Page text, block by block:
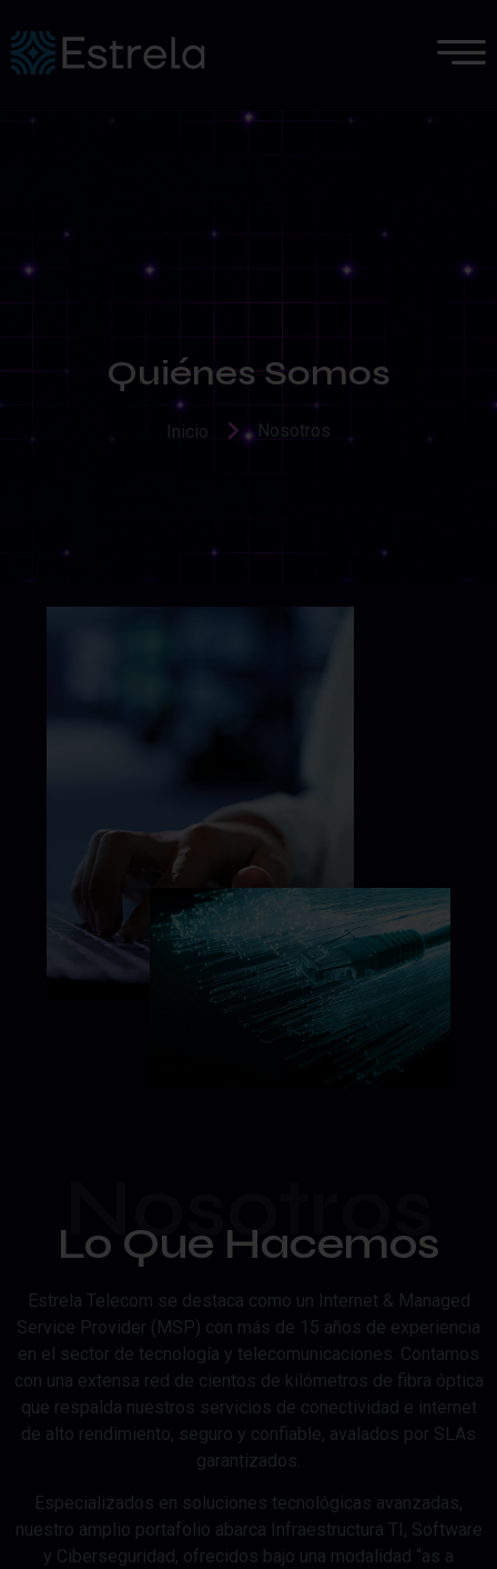
Quiénes Somos
Inicio Nosotros
Nosotros
Lo Que Hacemos
Estrela Telecom se destaca como un Internet & Managed
Service Provider (MSP) con más de 15 años de experiencia
en el sector de tecnología y telecomunicaciones. Contamos
con una extensa red de cientos de kilómetros de fibra óptica
que respalda nuestros servicios de conectividad e internet
de alto rendimiento, seguro y confiable, avalados por SLAs
garantizados.
Especializados en soluciones tecnológicas avanzadas,
nuestro amplio portafolio abarca Infraestructura TI, Software
y Ciberseguridad, ofrecidos bajo una modalidad “as a